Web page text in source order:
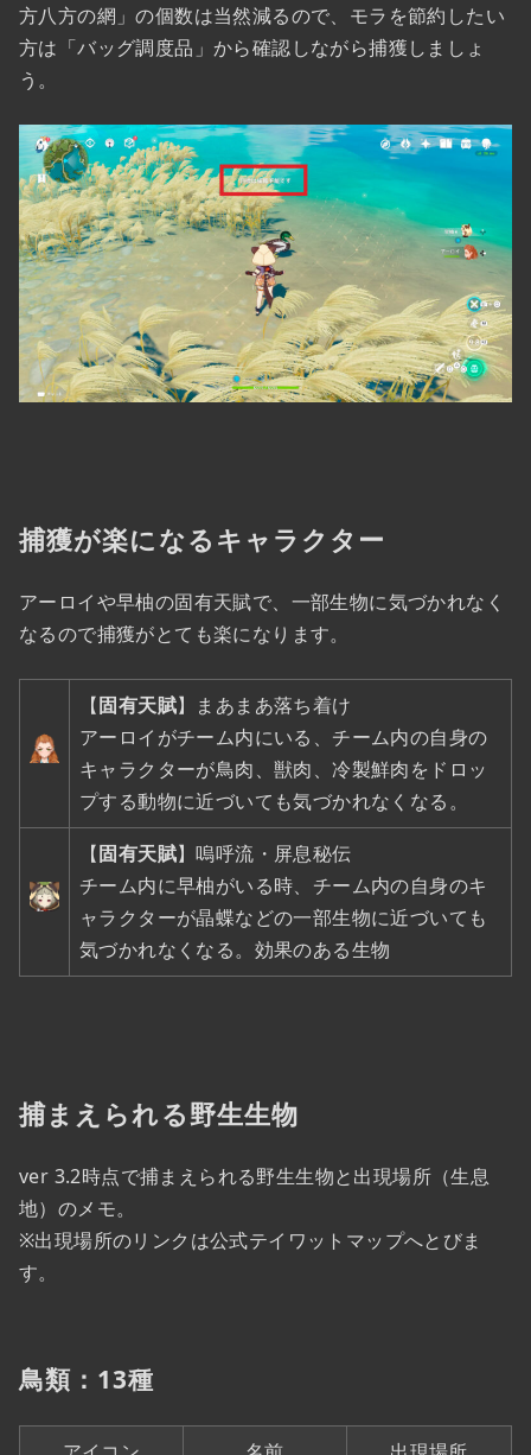
方八方の網」の個数は当然減るので、モラを節約したい
方は「バッグ調度品」から確認しながら捕獲しましょ
う。
捕獲が楽になるキャラクター
アーロイや早柚の固有天賦で、一部生物に気づかれなく
なるので捕獲がとても楽になります。
【固有天賦】まあまあ落ち着け
アーロイがチーム内にいる、チーム内の自身の
キャラクターが鳥肉、獣肉、冷製鮮肉をドロッ
プする動物に近づいても気づかれなくなる。
【固有天賦】嗚呼流・屏息秘伝
チーム内に早柚がいる時、チーム内の自身のキ
ャラクターが晶蝶などの一部生物に近づいても
気づかれなくなる。効果のある生物
捕まえられる野生生物
ver 3.2時点で捕まえられる野生生物と出現場所（生息
地）のメモ。
※出現場所のリンクは公式テイワットマップへとびま
す。
鳥類：13種